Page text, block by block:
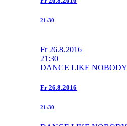
21:30
Fr 26.8.2016
21:30
DANCE LIKE
Fr 26.8.2016
21:30